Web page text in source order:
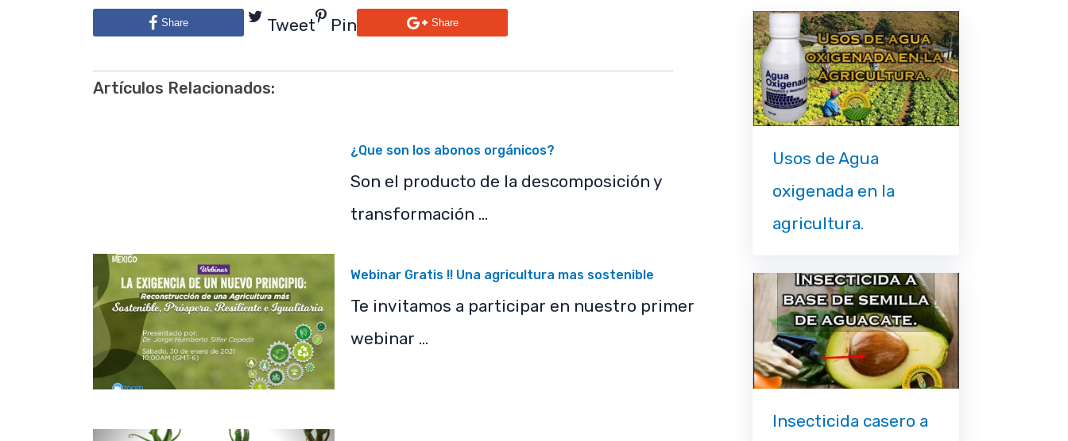
Share Tweet Pin Share
Artículos Relacionados:
¿Que son los abonos orgánicos?
Son el producto de la descomposición y
transformación …
Webinar Gratis !! Una agricultura mas sostenible
Te invitamos a participar en nuestro primer
webinar …
Usos de Agua
oxigenada en la
agricultura.
Insecticida casero a